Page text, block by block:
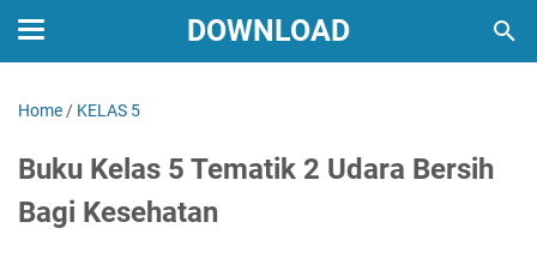
DOWNLOAD
Home / KELAS 5
Buku Kelas 5 Tematik 2 Udara Bersih
Bagi Kesehatan